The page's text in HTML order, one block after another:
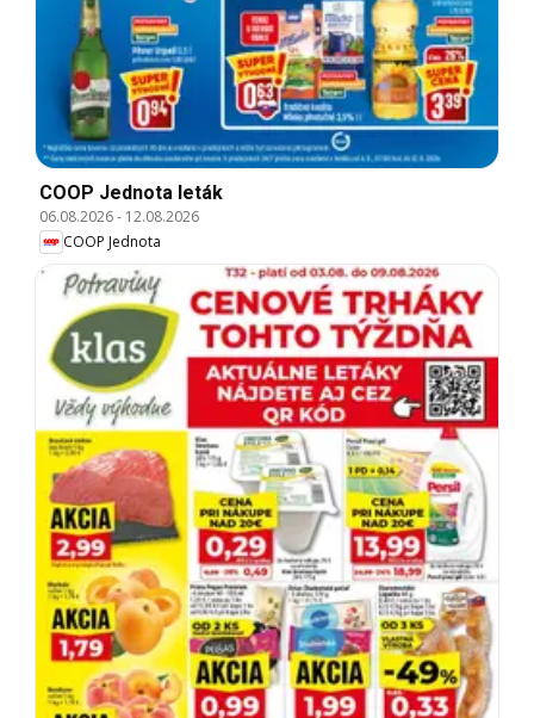
COOP Jednota leták
06.08.2026- 12.08.2026
COOP Jednota